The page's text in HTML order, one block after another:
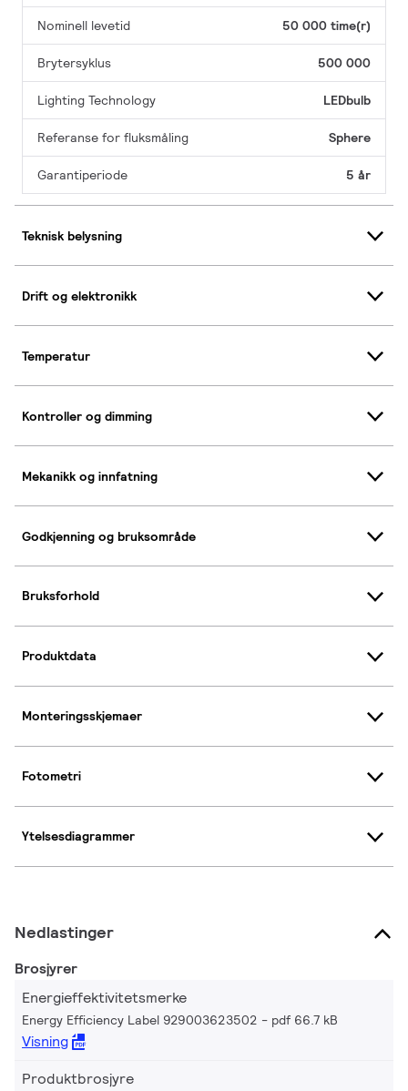
Nominell levetid 50 000 time(r)
Brytersyklus 500 000
Lighting Technology LEDbulb
Referanse for fluksmåling Sphere
Garantiperiode 5 år
Teknisk belysning
Drift og elektronikk
Temperatur
Kontroller og dimming
Mekanikk og innfatning
Godkjenning og bruksområde
Bruksforhold
Produktdata
Monteringsskjemaer
Fotometri
Ytelsesdiagrammer
Nedlastinger
Brosjyrer
Energieffektivitetsmerke
Energy Efficiency Label 929003623502 pdf 66.7 kB
Visning
Produktbrosjyre